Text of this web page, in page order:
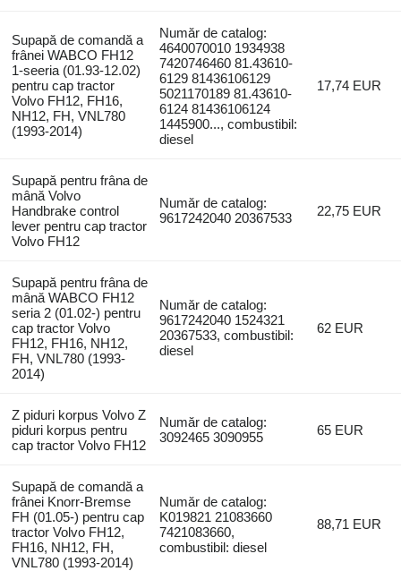
Supapă de comandă a
frânei WABCO FH12
1-seeria (01.93-12.02)
pentru cap tractor
Volvo FH12, FH16,
NH12, FH, VNL780
(1993-2014)
Număr de catalog:
4640070010 1934938
7420746460 81.43610-
6129 81436106129
5021170189 81.43610-
6124 81436106124
1445900..., combustibil:
diesel
17,74 EUR
Supapă pentru frâna de
mână Volvo
Handbrake control
lever pentru cap tractor
Volvo FH12
Număr de catalog:
9617242040 20367533
22,75 EUR
Supapă pentru frâna de
mână WABCO FH12
seria 2 (01.02-) pentru
cap tractor Volvo
FH12, FH16, NH12,
FH, VNL780 (1993-
2014)
Număr de catalog:
9617242040 1524321
20367533, combustibil:
diesel
62 EUR
Z piduri korpus Volvo Z
piduri korpus pentru
cap tractor Volvo FH12
Număr de catalog:
3092465 3090955
65 EUR
Supapă de comandă a
frânei Knorr-Bremse
FH (01.05-) pentru cap
tractor Volvo FH12,
FH16, NH12, FH,
VNL780 (1993-2014)
Număr de catalog:
K019821 21083660
7421083660,
combustibil: diesel
88,71 EUR